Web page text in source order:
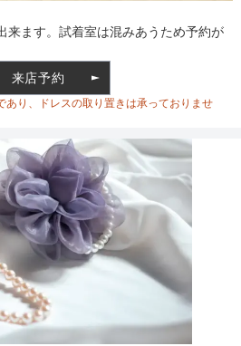
来ます。試着室は混みあうため予約が
来店予約
り、ドレスの取り置きは承っておりませ